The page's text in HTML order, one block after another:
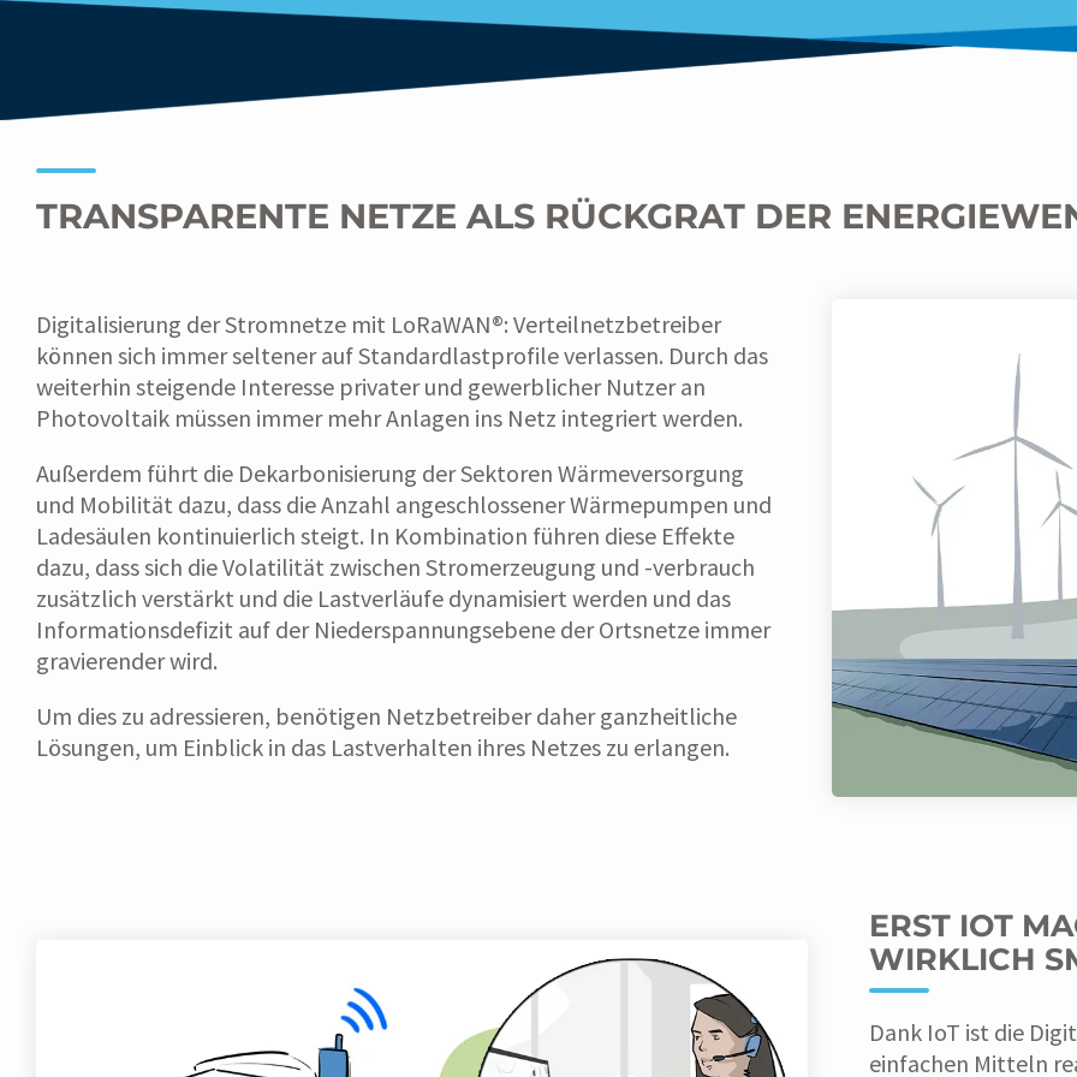
TRANSPARENTE NETZE ALS RÜCKGRAT DER
Digitalisierung der Stromnetze mit LoRaWAN®: Verteilnetzbetreiber
können sich immer seltener auf Standardlastprofile verlassen. Durch das
weiterhin steigende Interesse privater und gewerblicher Nutzer an
Photovoltaik müssen immer mehr Anlagen ins Netz integriert werden.
Außerdem führt die Dekarbonisierung der Sektoren Wärmeversorgung
und Mobilität dazu, dass die Anzahl angeschlossener Wärmepumpen und
Ladesäulen kontinuierlich steigt. In Kombination führen diese Effekte
dazu, dass sich die Volatilität zwischen Stromerzeugung und -verbrauch
zusätzlich verstärkt und die Lastverläufe dynamisiert werden und das
Informationsdefizit auf der Niederspannungsebene der Ortsnetze immer
gravierender wird.
Um dies zu adressieren, benötigen Netzbetreiber daher ganzheitliche
Lösungen, um Einblick in das Lastverhalten ihres Netzes zu erlangen.
ERST IOT
WIRKLICH
Dank IoT ist die
einfachen Mitteln